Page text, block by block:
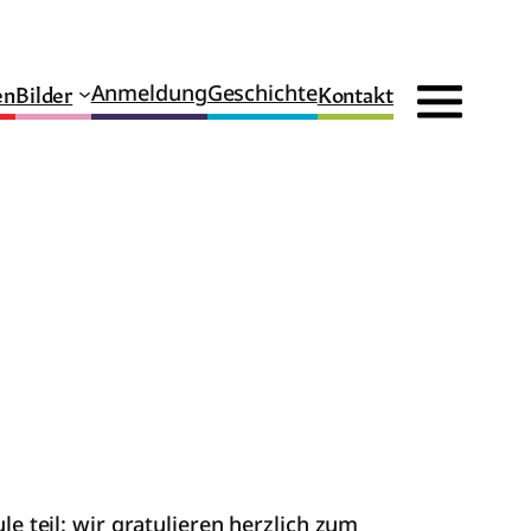
Bilder AnmeldungGeschichteKontakt
teil: wir gratulieren herzlich zum